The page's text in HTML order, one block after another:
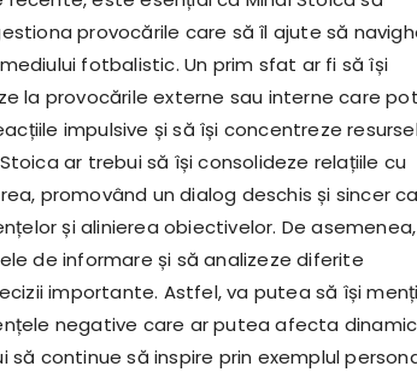
provocările care să îl ajute să
fotbalistic. Un prim sfat ar fi să își
la provocările externe sau interne care pot
impulsive și să își concentreze
ar trebui să își consolideze relațiile cu
promovând un dialog deschis și sincer
și alinierea obiectivelor. De
de informare și să analizeze diferite
importante. Astfel, va putea să își
negative care ar putea afecta
să continue să inspire prin exemplul